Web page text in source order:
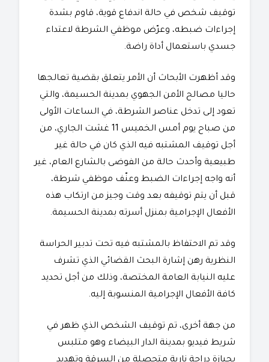
توقيف شخص في حالة اندفاع قوية، قاوم بشدة
إجراءات ضبطه، وعرّض موظفي الشرطة لاعتداء
جسدي باستعمال أداة راضة.
وقد أظهرت الأبحاث أن الأمر يتعلق بقضية تعالجها
حاليا مصالح الأمن الجهوي بمدينة الحسيمة، والتي
تعود إلى تدخل عناصر الشرطة، في الساعات الأولى
من صباح يوم أمس الخميس 11 غشت الجاري، من
أجل توقيف المشتبه فيه الذي كان في حالة غير
طبيعية وأحدث حالة من الفوضى بالشارع العام، غير
أنه واجه إجراءات الضبط وعنّف موظفي شرطة،
قبل أن يتم توقيفه بعد وقت وجيز من ارتكاب هذه
الأفعال الإجرامية بمنزل أسرته بمدينة الحسيمة.
وقد تم الاحتفاظ بالمشتبه فيه تحت تدبير الحراسة
النظرية رهن إشارة البحث القضائي الذي تشرف
عليه النيابة العامة المختصة، وذلك من أجل تحديد
كافة الأفعال الإجرامية المنسوبة إليه.
من جهة أخرى، تم توقيف الشخص الذي ظهر في
شريط فيديو بمدينة الدار البيضاء وهو متلبس